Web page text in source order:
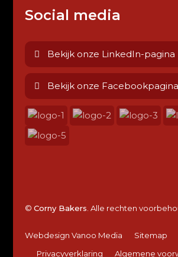
Social media
Bekijk onze LinkedIn-pagina
Bekijk onze Facebookpagina
©Corny Bakers . Alle rechten
Webdesign Vanoo Media
Sitemap
Privacyverklaring
Algemene